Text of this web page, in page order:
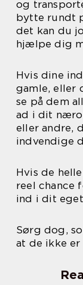
og
bytte rundt
det kan du
hjælpe dig
Hvis dine
gamle,
se på dem
ad i dit
eller andre,
indvendige
Hvis de
reel chance
ind i dit
Sørg dog,
at de ikke